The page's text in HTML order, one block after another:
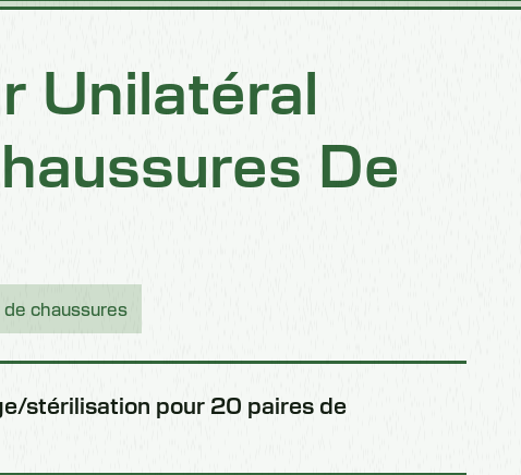
Unilatéral
De
chaussures
stérilisation pour 20 paires de